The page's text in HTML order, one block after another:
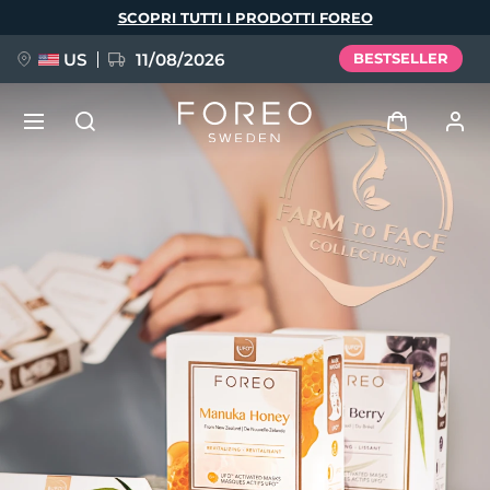
SCOPRI TUTTI I PRODOTTI FOREO
US 11/08/2026 BESTSELLER
Accedi
Profilo utente
I miei dispositivi
I miei ordini
I miei indirizzi
I miei abbonamenti
FAQ™ Pure Beauty-Tech Elixir
BREAKING NEWS
issa™ Teeth Whitening Set
English Deutsch
Español
Français
Italiano
Português
Polski
Svenska
Русский
简体中文 繁體中文